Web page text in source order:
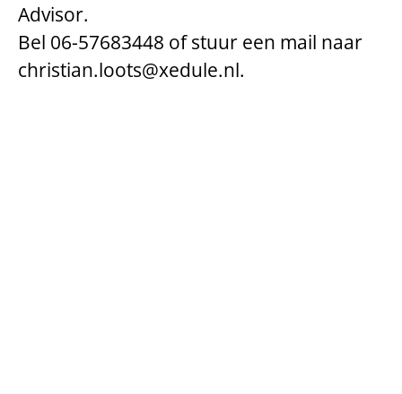
Advisor.
Bel 06-57683448 of stuur een mail naar
christian.loots@xedule.nl.